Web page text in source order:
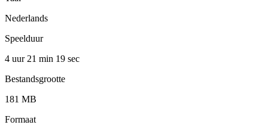
Nederlands
Speelduur
4 uur 21 min 19 sec
Bestandsgrootte
181 MB
Formaat